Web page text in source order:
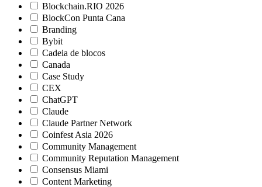
Blockchain.RIO 2026
BlockCon Punta Cana
Branding
Bybit
Cadeia de blocos
Canada
Case Study
CEX
ChatGPT
Claude
Claude Partner Network
Coinfest Asia 2026
Community Management
Community Reputation Management
Consensus Miami
Content Marketing